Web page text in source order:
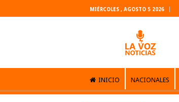
MIÉRCOLES , AGOSTO 5 2026
INICIO NACIONALES